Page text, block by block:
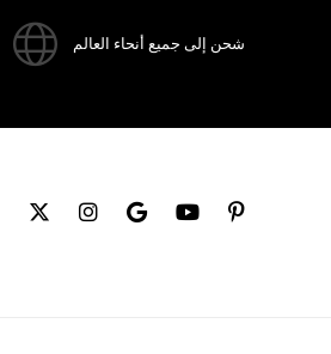
شحن إلى جميع أنحاء العالم